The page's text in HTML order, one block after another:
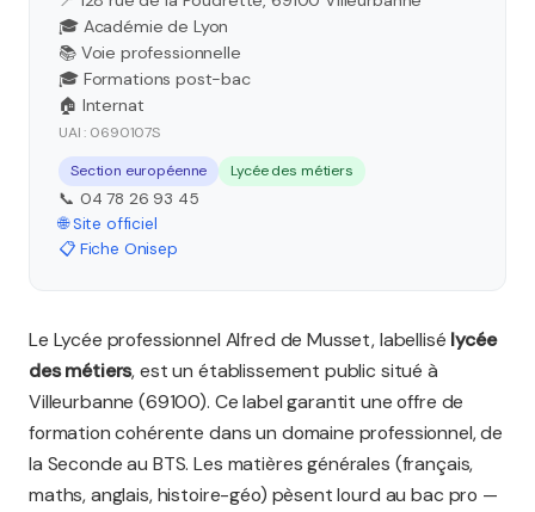
🎓 Académie de Lyon
📚 Voie professionnelle
🎓 Formations post-bac
🏠 Internat
UAI : 0690107S
Section européenne
Lycée des métiers
📞 04 78 26 93 45
🌐 Site officiel
📋 Fiche Onisep
Le Lycée professionnel Alfred de Musset, labellisé lycée
des métiers, est un établissement public situé à
Villeurbanne (69100). Ce label garantit une offre de
formation cohérente dans un domaine professionnel, de
la Seconde au BTS. Les matières générales (français,
maths, anglais, histoire-géo) pèsent lourd au bac pro —